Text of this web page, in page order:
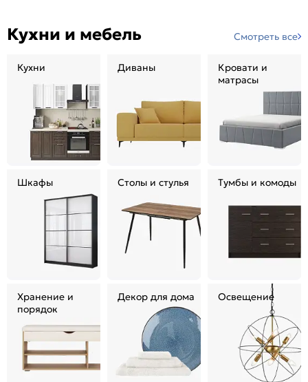
Кухни и мебель Смотреть все
Кухни Диваны
Кровати и
матрасы
Шкафы Столы и стулья Тумбы и комоды
Хранение и
порядок
Декор для дома Освещение